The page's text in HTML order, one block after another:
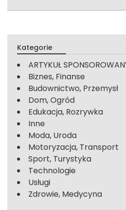
Kategorie
ARTYKUŁ
Biznes, Finanse
Budownictwo, Przemysł
Dom, Ogród
Edukacja, Rozrywka
Inne
Moda, Uroda
Motoryzacja, Transport
Sport, Turystyka
Technologie
Usługi
Zdrowie, Medycyna